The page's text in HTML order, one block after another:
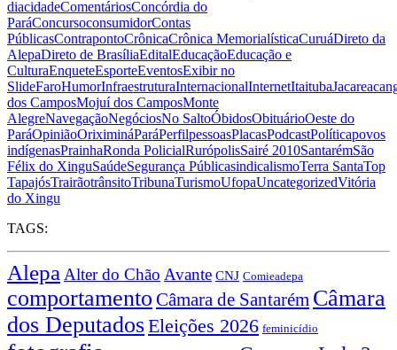
diacidadeComentáriosConcórdia do
ParáConcursoconsumidorContas
PúblicasContrapontoCrônicaCrônica MemorialísticaCuruáDireto da
AlepaDireto de BrasíliaEditalEducaçãoEducação e
CulturaEnqueteEsporteEventosExibir no
SlideFaroHumorInfraestruturaInternacionalInternetItaituba
dos CamposMojuí dos CamposMonte
AlegreNavegaçãoNegóciosNo SaltoÓbidosObituárioOeste do
ParáOpiniãoOriximináParáPerfilpessoasPlacasPodcastPolíticapovos
indígenasPrainhaRonda PolicialRurópolisSairé 2010SantarémSão
Félix do XinguSaúdeSegurança PúblicasindicalismoTerra SantaTop
TapajósTrairãotrânsitoTribunaTurismoUfopaUncategorizedVitória
do Xingu
TAGS:
Alepa Alter do Chão Avante CNJ Comieadepa
comportamento Câmara de Santarém Câmara
dos DeputadosEleições 2026 feminicídio